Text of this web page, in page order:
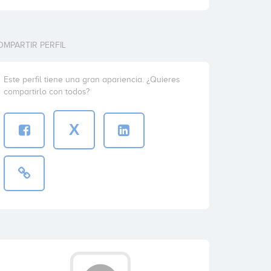
PERFIL
Este perfil tiene una gran apariencia. ¿Quieres
compartirlo con todos?
X